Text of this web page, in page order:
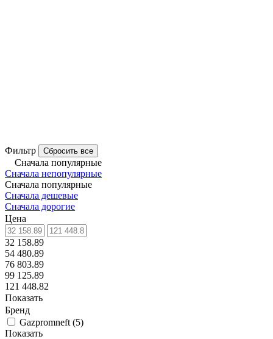
Фильтр Сбросить все
Сначала популярные
Сначала непопулярные
Сначала популярные
Сначала дешевые
Сначала дорогие
Цена
32 158.89
54 480.89
76 803.89
99 125.89
121 448.82
Показать
Бренд
Gazpromneft (5)
Показать